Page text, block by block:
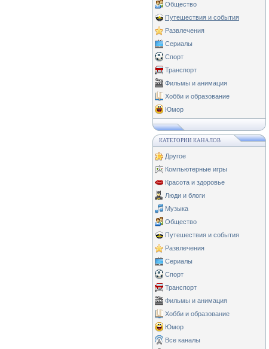
Общество
Путешествия и события
Развлечения
Сериалы
Спорт
Транспорт
Фильмы и анимация
Хобби и образование
Юмор
КАТЕГОРИИ КАНАЛОВ
Другое
Компьютерные игры
Красота и здоровье
Люди и блоги
Музыка
Общество
Путешествия и события
Развлечения
Сериалы
Спорт
Транспорт
Фильмы и анимация
Хобби и образование
Юмор
Все каналы